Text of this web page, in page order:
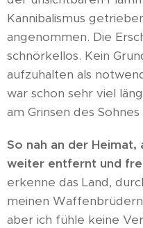
Kannibalismus
angenommen. Die
schnörkellos. Kein
aufzuhalten als
war schon sehr viel
am Grinsen des
So nah an der
weiter entfernt und
erkenne das Land,
meinen
aber ich fühle keine